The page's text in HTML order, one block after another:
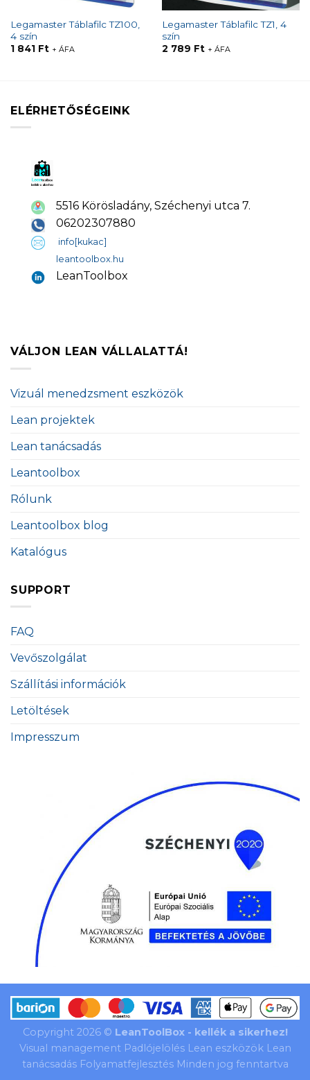
Legamaster Táblafilc TZ100,
4 szín
1 841 Ft + ÁFA
Legamaster Táblafilc TZ1, 4
szín
2 789 Ft + ÁFA
ELÉRHETŐSÉGEINK
5516 Körösladány, Széchenyi utca 7.
06202307880
info[kukac]
leantoolbox.hu
LeanToolbox
VÁLJON LEAN VÁLLALATTÁ!
Vizuál menedzsment eszközök
Lean projektek
Lean tanácsadás
Leantoolbox
Rólunk
Leantoolbox blog
Katalógus
SUPPORT
FAQ
Vevőszolgálat
Szállítási információk
Letöltések
Impresszum
Copyright 2026 © LeanToolBox - kellék a sikerhez!
Visual management Padlójelölés Lean eszközök Lean
tanácsadás Folyamatfejlesztés Minden jog fenntartva